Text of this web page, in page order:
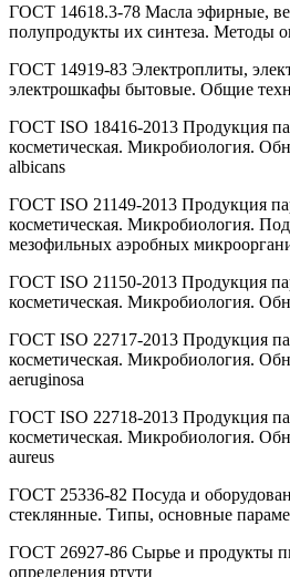
ГОСТ 14618.3-78 Масла эфирные,
полупродукты их синтеза. Методы
ГОСТ 14919-83 Электроплиты,
электрошкафы бытовые. Общие
ГОСТ ISO 18416-2013 Продукция
косметическая. Микробиология.
albicans
ГОСТ ISO 21149-2013 Продукция
косметическая. Микробиология.
мезофильных аэробных
ГОСТ ISO 21150-2013 Продукция
косметическая. Микробиология.
ГОСТ ISO 22717-2013 Продукция
косметическая. Микробиология.
aeruginosa
ГОСТ ISO 22718-2013 Продукция
косметическая. Микробиология.
aureus
ГОСТ 25336-82 Посуда и
стеклянные. Типы, основные
ГОСТ 26927-86 Сырье и продукты
определения ртути